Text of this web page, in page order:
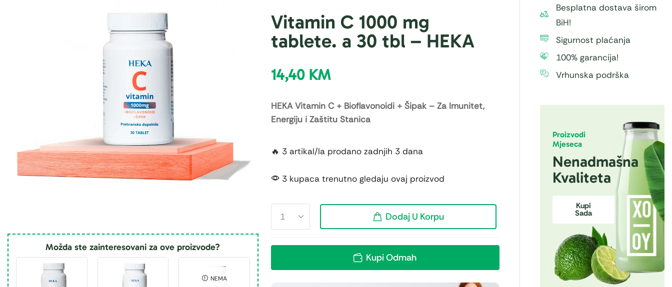
Možda ste zainteresovani za ove proizvode?
NEMA
Vitamin C 1000 mg
tablete. a 30 tbl – HEKA
14,40 KM
HEKA Vitamin C + Bioflavonoidi + Šipak – Za Imunitet,
Energiju i Zaštitu Stanica
🔥 3 artikal/la prodano zadnjih 3 dana
3 kupaca trenutno gledaju ovaj proizvod
Dodaj U Korpu
Kupi Odmah
Besplatna dostava širom
BiH!
Sigurnost plaćanja
100% garancija!
Vrhunska podrška
Proizvodi
Mjeseca
Nenadmašna
Kvaliteta
Kupi
Sada